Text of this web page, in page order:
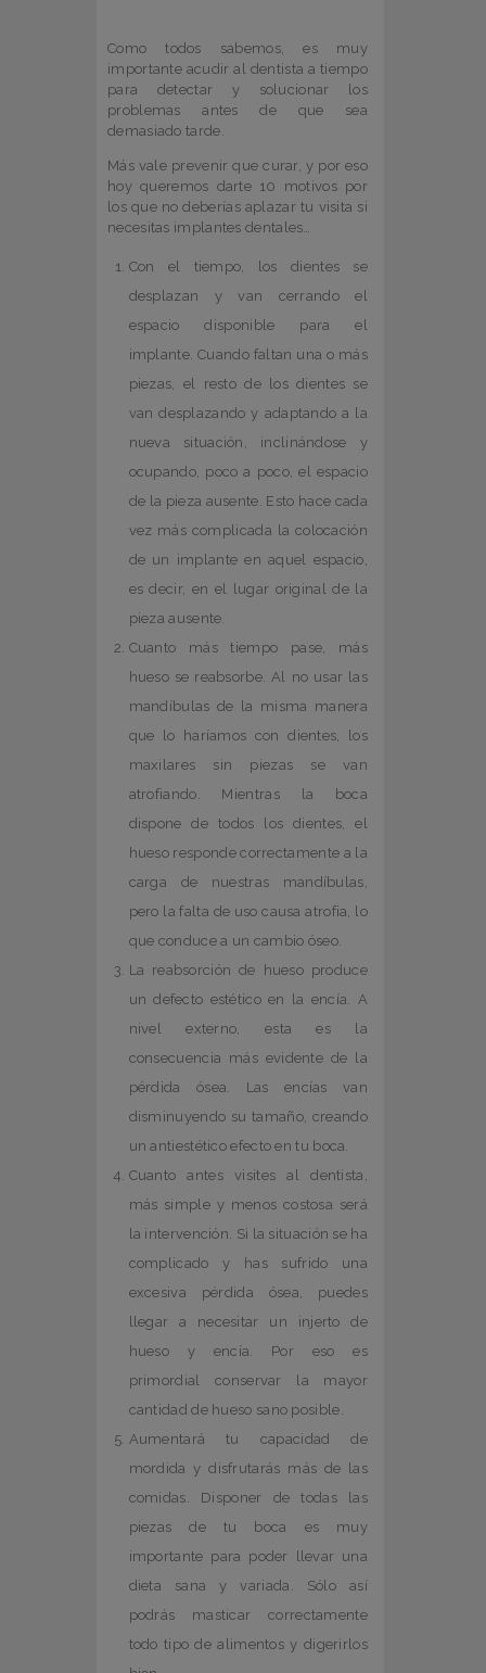
Como todos sabemos, es muy
importante acudir al dentista a tiempo
para detectar y solucionar los
problemas antes de que sea
demasiado tarde.
Más vale prevenir que curar, y por eso
hoy queremos darte 10 motivos por
los que no deberías aplazar tu visita si
necesitas implantes dentales…
Con el tiempo, los dientes se
desplazan y van cerrando el
espacio disponible para el
implante. Cuando faltan una o más
piezas, el resto de los dientes se
van desplazando y adaptando a la
nueva situación, inclinándose y
ocupando, poco a poco, el espacio
de la pieza ausente. Esto hace cada
vez más complicada la colocación
de un implante en aquel espacio,
es decir, en el lugar original de la
pieza ausente.
Cuanto más tiempo pase, más
hueso se reabsorbe. Al no usar las
mandíbulas de la misma manera
que lo haríamos con dientes, los
maxilares sin piezas se van
atrofiando. Mientras la boca
dispone de todos los dientes, el
hueso responde correctamente a la
carga de nuestras mandíbulas,
pero la falta de uso causa atrofia, lo
que conduce a un cambio óseo.
La reabsorción de hueso produce
un defecto estético en la encía. A
nivel externo, esta es la
consecuencia más evidente de la
pérdida ósea. Las encías van
disminuyendo su tamaño, creando
un antiestético efecto en tu boca.
Cuanto antes visites al dentista,
más simple y menos costosa será
la intervención. Si la situación se ha
complicado y has sufrido una
excesiva pérdida ósea, puedes
llegar a necesitar un injerto de
hueso y encía. Por eso es
primordial conservar la mayor
cantidad de hueso sano posible.
Aumentará tu capacidad de
mordida y disfrutarás más de las
comidas. Disponer de todas las
piezas de tu boca es muy
importante para poder llevar una
dieta sana y variada. Sólo así
podrás masticar correctamente
todo tipo de alimentos y digerirlos